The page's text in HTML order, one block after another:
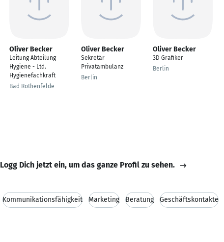
Oliver Becker
Leitung Abteilung
Hygiene - Ltd.
Hygienefachkraft
Bad Rothenfelde
Oliver Becker
Sekretär
Privatambulanz
Berlin
Oliver Becker
3D Grafiker
Berlin
Logg Dich jetzt ein, um das ganze Profil zu sehen.
Kommunikationsfähigkeit Marketing Beratung Geschäftskontakte